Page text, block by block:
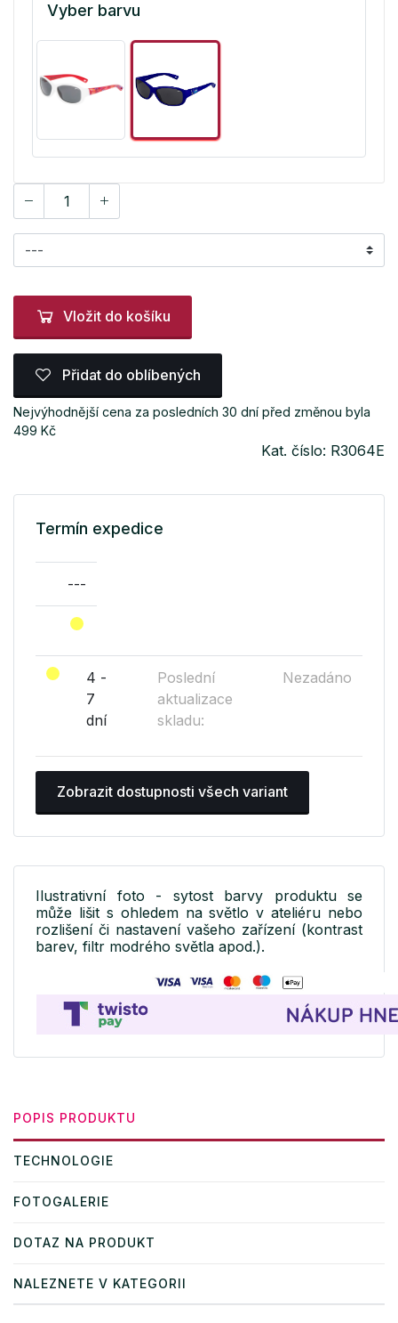
Vyber barvu
Vložit do košíku
Přidat do oblíbených
Nejvýhodnější cena za posledních 30 dní před změnou byla
499 Kč
Kat. číslo: R3064E
Termín expedice
---
4 -
7
dní
Poslední
aktualizace
skladu:
Nezadáno
Zobrazit dostupnosti všech variant
Ilustrativní foto - sytost barvy produktu se
může lišit s ohledem na světlo v ateliéru nebo
rozlišení či nastavení vašeho zařízení (kontrast
barev, filtr modrého světla apod.).
POPIS PRODUKTU
TECHNOLOGIE
FOTOGALERIE
DOTAZ NA PRODUKT
NALEZNETE V KATEGORII